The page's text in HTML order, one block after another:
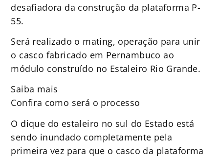
desafiadora da construção da plataforma P-
55.
Será realizado o mating, operação para unir
o casco fabricado em Pernambuco ao
módulo construído no Estaleiro Rio Grande.
Saiba mais
Confira como será o processo
O dique do estaleiro no sul do Estado está
sendo inundado completamente pela
primeira vez para que o casco da plataforma